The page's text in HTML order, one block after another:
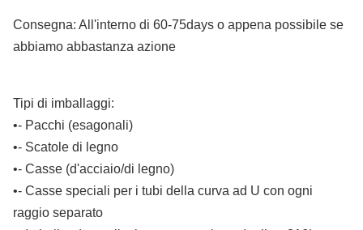
Consegna: All'interno di 60-75days o appena possibile se
abbiamo abbastanza azione
Tipi di imballaggi:
•- Pacchi (esagonali)
•- Scatole di legno
•- Casse (d'acciaio/di legno)
•- Casse speciali per i tubi della curva ad U con ogni
raggio separato